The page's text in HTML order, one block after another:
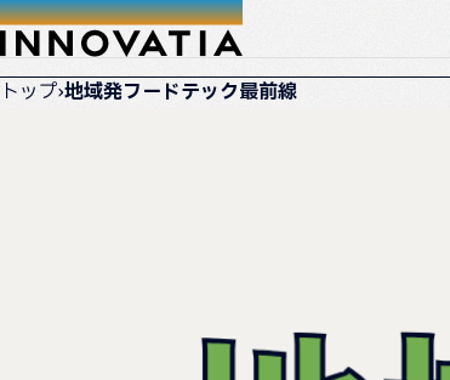
トップ›地域発フードテック最前線